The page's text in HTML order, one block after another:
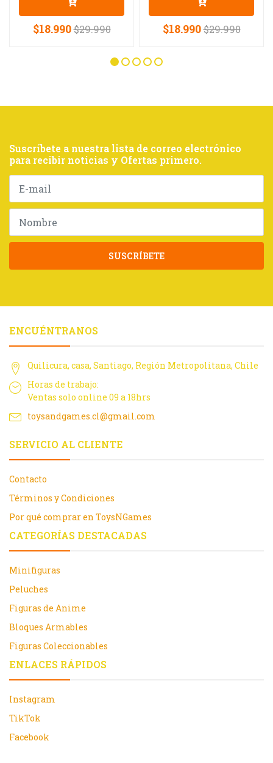
$18.990$29.990 $18.990$29.990
Suscríbete a nuestra lista de correo electrónico
para recibir noticias y Ofertas primero.
SUSCRÍBETE
ENCUÉNTRANOS
Quilicura, casa, Santiago, Región Metropolitana, Chile
Horas de trabajo:
Ventas solo online 09 a 18hrs
toysandgames.cl@gmail.com
SERVICIO AL CLIENTE
Contacto
Términos y Condiciones
Por qué comprar en ToysNGames
CATEGORÍAS DESTACADAS
Minifiguras
Peluches
Figuras de Anime
Bloques Armables
Figuras Coleccionables
ENLACES RÁPIDOS
Instagram
TikTok
Facebook